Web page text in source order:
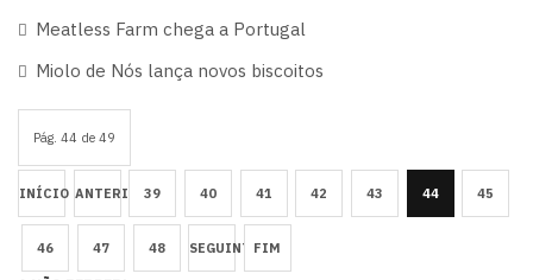
Meatless Farm chega a Portugal
Miolo de Nós lança novos biscoitos
Pág. 44 de 49
INÍCIO ANTERIOR39 40 41 42 43 44 45
46 47 48 SEGUINTEFIM